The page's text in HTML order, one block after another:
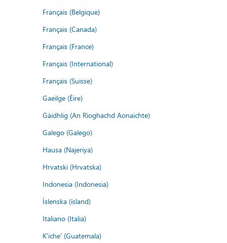
Français (Belgique)
Français (Canada)
Français (France)
Français (International)
Français (Suisse)
Gaeilge (Éire)
Gàidhlig (An Rìoghachd Aonaichte)
Galego (Galego)
Hausa (Najeriya)
Hrvatski (Hrvatska)
Indonesia (Indonesia)
Íslenska (ísland)
Italiano (Italia)
K'iche' (Guatemala)